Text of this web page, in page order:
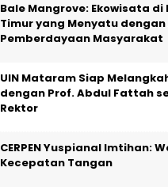
Bale Mangrove: Ekowisata di
Timur yang Menyatu
Pemberdayaan Masyarakat
UIN Mataram Siap
dengan Prof. Abdul Fattah
Rektor
CERPEN Yuspianal Imtihan:
Kecepatan Tangan